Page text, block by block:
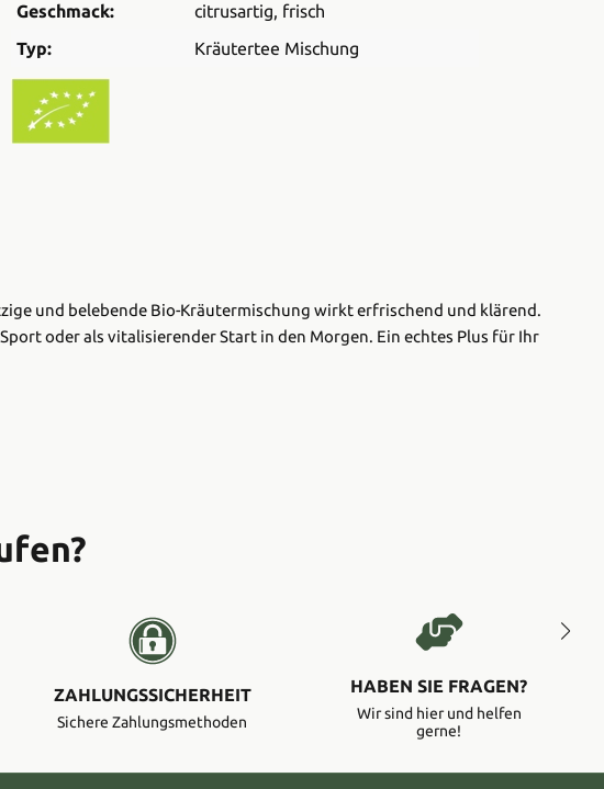
Geschmack:
citrusartig, frisch
Typ:
Kräutertee Mischung
und belebende Bio-Kräutermischung wirkt erfrischend und klärend.
oder als vitalisierender Start in den Morgen. Ein echtes Plus für Ihr
ZAHLUNGSSICHERHEIT
Sichere Zahlungsmethoden
HABEN SIE FRAGEN?
Wir sind hier und helfen
gerne!